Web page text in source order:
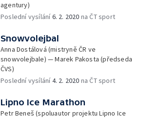
agentury)
Poslední vysílání6. 2. 2020 na ČT sport
Snowvolejbal
Anna Dostálová (mistryně ČR ve
snowvolejbale) — Marek Pakosta (předseda
ČVS)
Poslední vysílání4. 2. 2020 na ČT sport
Lipno Ice Marathon
Petr Beneš (spoluautor projektu Lipno Ice